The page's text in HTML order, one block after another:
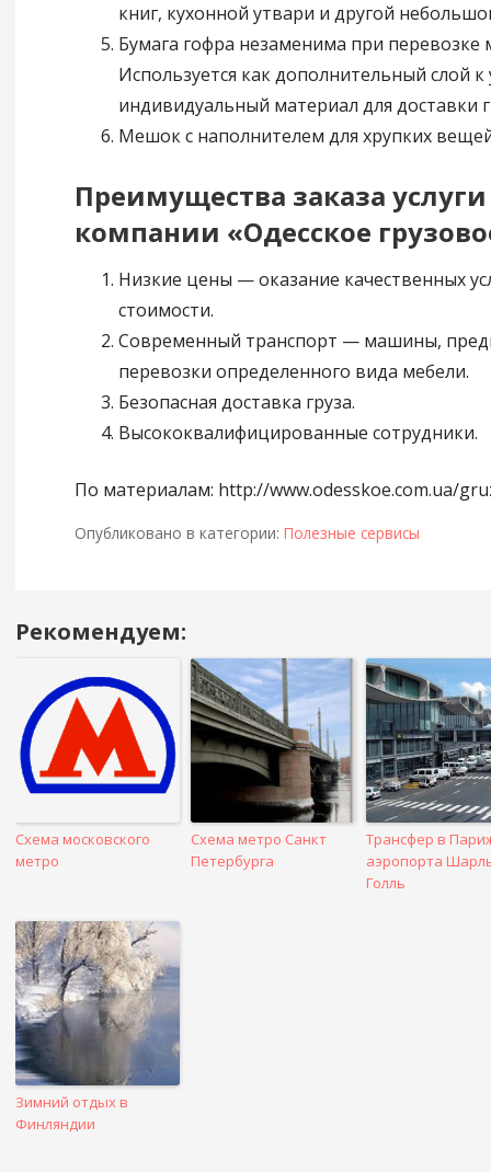
книг, кухонной утвари и другой
Бумага гофра незаменима при перевозке
Используется как дополнительный слой к
индивидуальный материал для доставки
Мешок с наполнителем для хрупких
Преимущества заказа
компании «Одесское
Низкие цены — оказание качественных
стоимости.
Современный транспорт — машины,
перевозки определенного вида мебели.
Безопасная доставка груза.
Высококвалифицированные сотрудники.
По материалам: http://www.odesskoe.com.ua/
Опубликовано в категории: Полезные сервисы
Навигация
посте
Рекомендуем:
Схема московского
метро
Схема метро Санкт
Петербурга
Трансфер в
аэропорта
Голль
Зимний отдых в
Финляндии